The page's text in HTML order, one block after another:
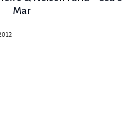
Mar